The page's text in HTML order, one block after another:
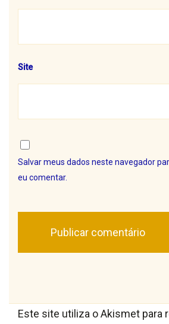
Site
Salvar meus dados neste navegador
eu comentar.
Este site utiliza o Akismet para